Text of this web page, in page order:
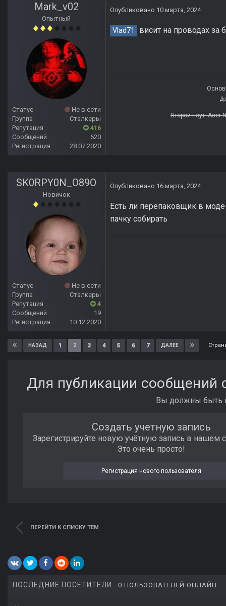
Mark_v02
Опытный
Статус
Не в сети
Группа
Сталкеры
Репутация
416
Сообщений
620
Регистрация
28.07.2020
Опубликовано 10 марта, 2024
Vlad71 висит на проводах за
Второй ноут: Acer
SK0RPY0N_O89O
Новичок
Статус
Не в сети
Группа
Сталкеры
Репутация
4
Сообщений
19
Регистрация
10.12.2020
Опубликовано 16 марта, 2024
Есть ли перепаковщик в
пачку собирать
НАЗАД 1 2 3 4 5 6 7 ДАЛЕЕ
Для публикации сообщений
Вы должны быть
Создать учетную запись
Зарегистрируйте новую учётную запись в нашем
Это очень просто!
Регистрация нового пользователя
ПЕРЕЙТИ К СПИСКУ ТЕМ
ПОСЛЕДНИЕ ПОСЕТИТЕЛИ 0 ПОЛЬЗОВАТЕЛЕЙ ОНЛАЙН